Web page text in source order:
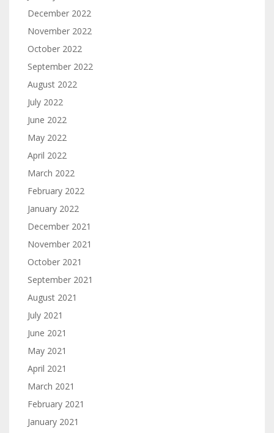
December 2022
November 2022
October 2022
September 2022
August 2022
July 2022
June 2022
May 2022
April 2022
March 2022
February 2022
January 2022
December 2021
November 2021
October 2021
September 2021
August 2021
July 2021
June 2021
May 2021
April 2021
March 2021
February 2021
January 2021